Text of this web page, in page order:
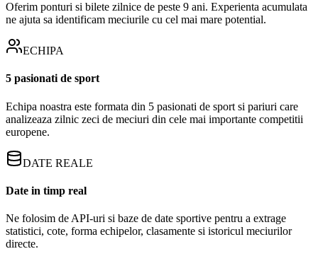
Oferim ponturi si bilete zilnice de peste 9 ani. Experienta acumulata
ne ajuta sa identificam meciurile cu cel mai mare potential.
ECHIPA
5 pasionati de sport
Echipa noastra este formata din 5 pasionati de sport si pariuri care
analizeaza zilnic zeci de meciuri din cele mai importante competitii
europene.
DATE REALE
Date in timp real
Ne folosim de API-uri si baze de date sportive pentru a extrage
statistici, cote, forma echipelor, clasamente si istoricul meciurilor
directe.